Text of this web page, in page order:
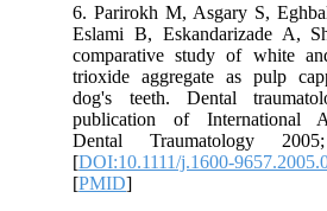
6. Parirokh M, Asgary S,
Eslami B, Eskandarizade A,
comparative study of white
trioxide aggregate as pulp
dog's teeth. Dental
publication of International
Dental Traumatology
[DOI:10.1111/j.1600-
[PMID